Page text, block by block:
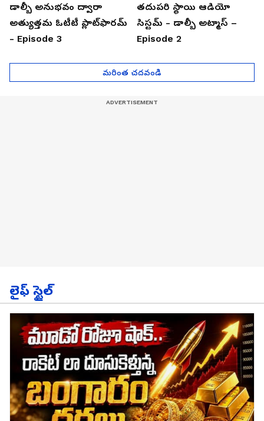
డాల్బీ అనుభవం ద్వారా
అత్యుత్తమ ఓటీటీ ప్లాట్‌ఫారమ్
- Episode 3
తదుపరి స్థాయి ఆడియో
సిస్టమ్ - డాల్బీ అట్మాస్ –
Episode 2
మరింత చదవండి
లైఫ్ స్టైల్